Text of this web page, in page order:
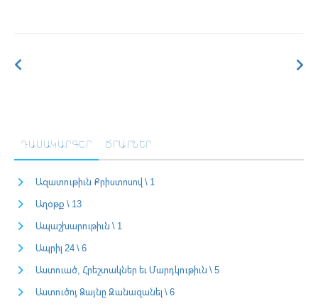
ԴԱՍԱԿԱՐԳԵՐ ԾՐԱՐՆԵՐ
Ազատութիւն Քրիստոսով \ 1
Աղօթք \ 13
Ապաշխարութիւն \ 1
Ապրիլ 24 \ 6
Աստուած, Հրեշտակներ եւ Մարդկութիւն \ 5
Աստուծոյ Ձայնը Զանազանել \ 6